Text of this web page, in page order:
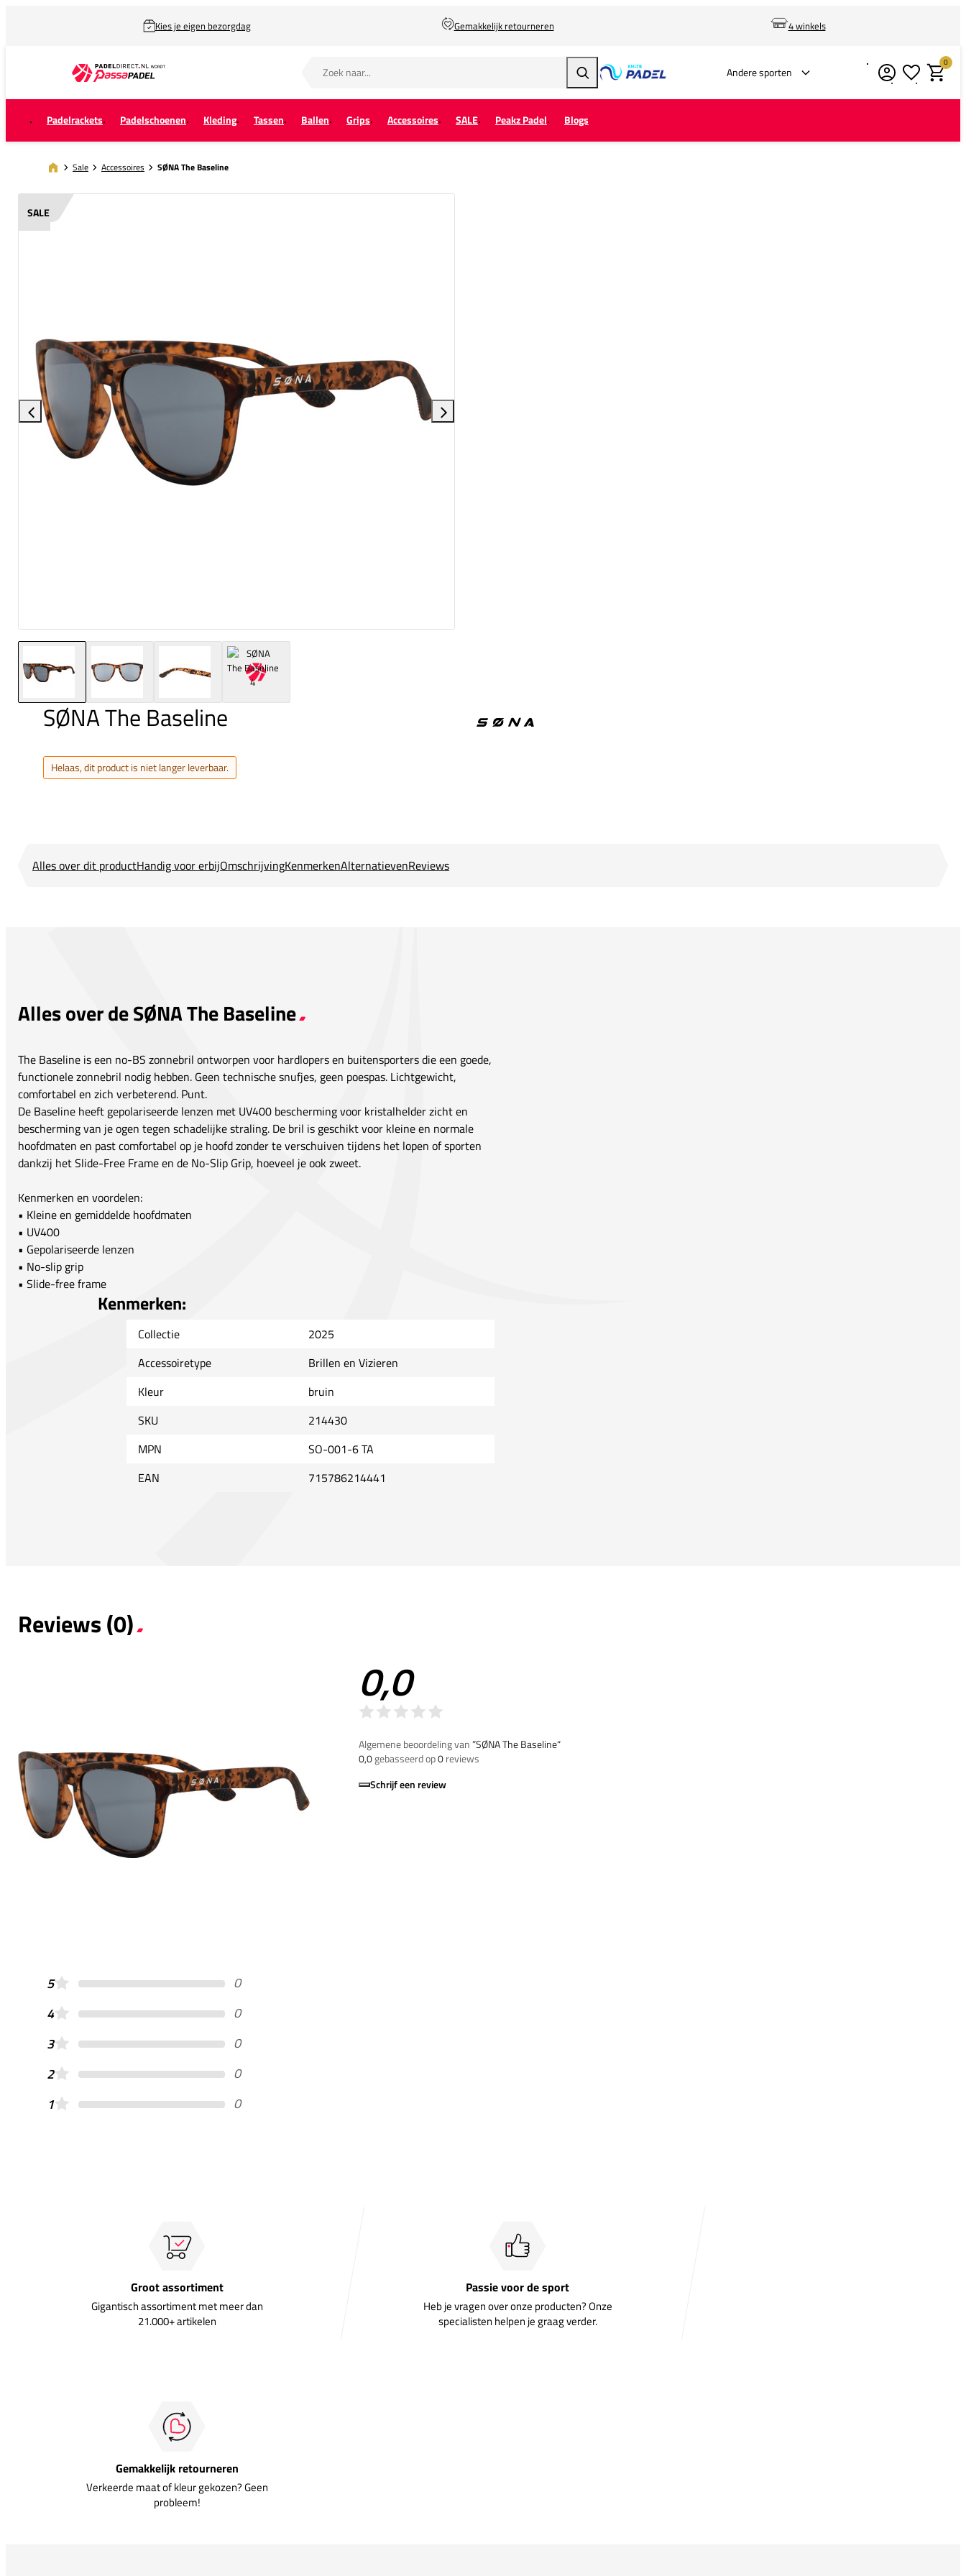
Kies je eigen bezorgdag Gemakkelijk retourneren 4 winkels
Zoeken Andere sporten Verlanglijstje
0
Padelrackets Padelschoenen Kleding Tassen Ballen Grips Accessoires SALE Peakz Padel Blogs
Sale Accessoires SØNA The Baseline
SALE
SØNA The Baseline
Helaas, dit product is niet langer leverbaar.
Alles over dit productHandig voor erbijOmschrijvingKenmerkenAlternatievenReviews
Alles over de SØNA The Baseline
The Baseline is een no-BS zonnebril ontworpen voor hardlopers en buitensporters die een goede,
functionele zonnebril nodig hebben. Geen technische snufjes, geen poespas. Lichtgewicht,
comfortabel en zich verbeterend. Punt.
De Baseline heeft gepolariseerde lenzen met UV400 bescherming voor kristalhelder zicht en
bescherming van je ogen tegen schadelijke straling. De bril is geschikt voor kleine en normale
hoofdmaten en past comfortabel op je hoofd zonder te verschuiven tijdens het lopen of sporten
dankzij het Slide-Free Frame en de No-Slip Grip, hoeveel je ook zweet.
Kenmerken en voordelen:
• Kleine en gemiddelde hoofdmaten
• UV400
• Gepolariseerde lenzen
• No-slip grip
• Slide-free frame
Kenmerken:
Collectie
2025
Accessoiretype
Brillen en Vizieren
Kleur
bruin
SKU
214430
MPN
SO-001-6 TA
EAN
715786214441
Reviews (0)
0,0
Algemene beoordeling van”SØNA The Baseline“
0,0gebasseerd op0reviews
Schrijf een review
5
0
4
0
3
0
2
0
1
0
Groot assortiment
Gigantisch assortiment met meer dan
21.000+ artikelen
Passie voor de sport
Heb je vragen over onze producten? Onze
specialisten helpen je graag verder.
Gemakkelijk retourneren
Verkeerde maat of kleur gekozen? Geen
probleem!